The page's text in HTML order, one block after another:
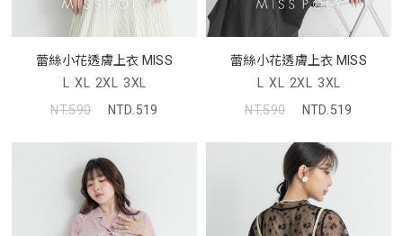
蕾絲小花透膚上衣 MISS
L XL 2XL 3XL
NT.590
NTD.519
蕾絲小花透膚上衣 MISS
L XL 2XL 3XL
NT.590
NTD.519